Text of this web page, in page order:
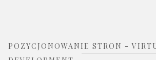
POZYCJONOWANIE STRON -